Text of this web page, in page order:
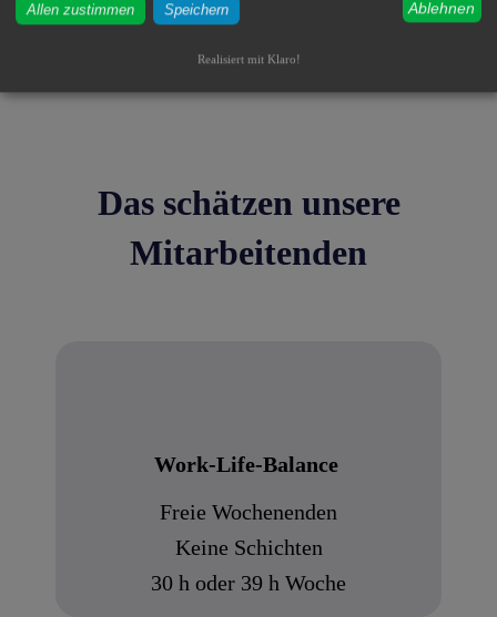
Das schätzen unsere
Mitarbeitenden
Work-Life-Balance
Freie Wochenenden
Keine Schichten
30 h oder 39 h Woche
Allen zustimmen Speichern Ablehnen
Realisiert mit Klaro!